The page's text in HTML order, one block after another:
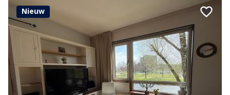
Nieuw